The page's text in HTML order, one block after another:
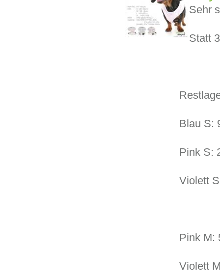
Sehr
Statt
Blau S:
Pink S:
Violett
Pink M:
Violett